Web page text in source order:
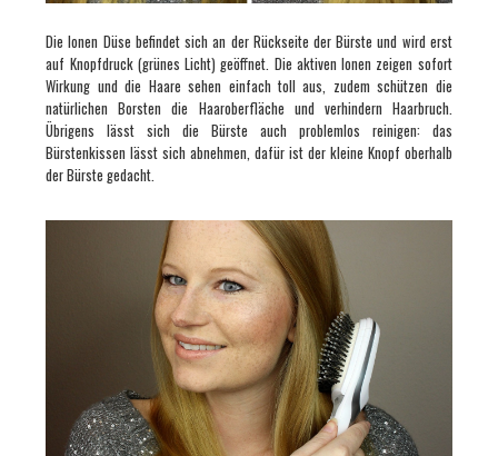
Die Ionen Düse befindet sich an der Rückseite der Bürste und wird erst
auf Knopfdruck (grünes Licht) geöffnet. Die aktiven Ionen zeigen sofort
Wirkung und die Haare sehen einfach toll aus, zudem schützen die
natürlichen Borsten die Haaroberfläche und verhindern Haarbruch.
Übrigens lässt sich die Bürste auch problemlos reinigen: das
Bürstenkissen lässt sich abnehmen, dafür ist der kleine Knopf oberhalb
der Bürste gedacht.